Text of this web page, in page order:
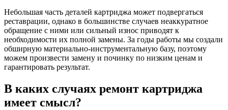
Небольшая часть деталей картриджа может подвергаться
реставрации, однако в большинстве случаев неаккуратное
обращение с ними или сильный износ приводят к
необходимости их полной замены. За годы работы мы создали
обширную материально-инструментальную базу, поэтому
можем произвести замену и починку по низким ценам и
гарантировать результат.
В каких случаях ремонт картриджа
имеет смысл?